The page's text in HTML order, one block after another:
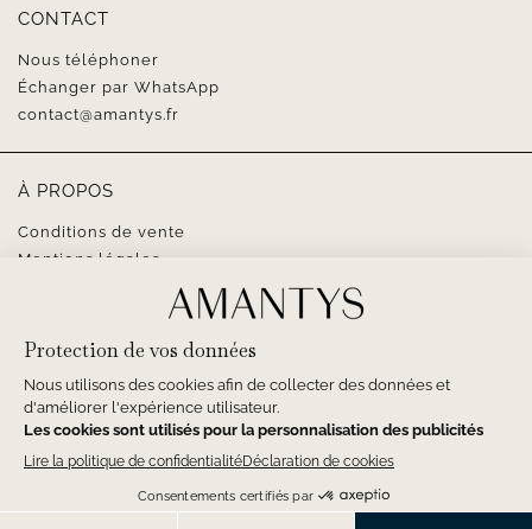
CONTACT
Nous téléphoner
Échanger par WhatsApp
contact@amantys.fr
À PROPOS
Conditions de vente
Mentions légales
SUIVEZ-NOUS
3,150€